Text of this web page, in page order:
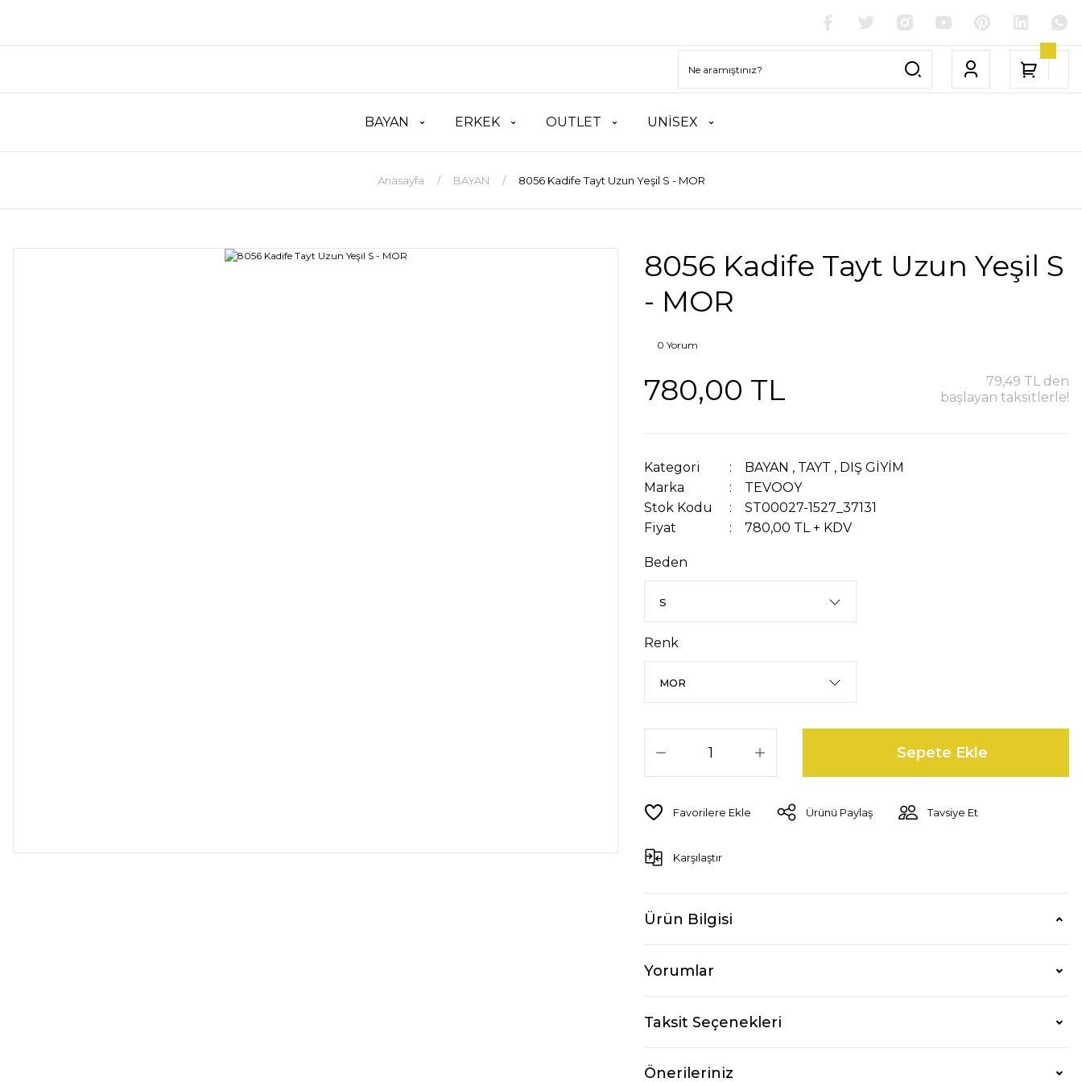
BAYAN ERKEK OUTLET UNİSEX
Anasayfa BAYAN 8056 Kadife Tayt Uzun Yeşil S - MOR
8056 Kadife Tayt Uzun Yeşil S
- MOR
0 Yorum
780,00 TL
79,49 TL den
başlayan taksitlerle!
Kategori BAYAN , TAYT , DIŞ GİYİM
Marka
TEVOOY
Stok Kodu
ST00027-1527_37131
Fiyat
780,00 TL + KDV
Beden
Renk
Sepete Ekle
Ürünü Paylaş Tavsiye Et
Karşılaştır
Ürün Bilgisi
Yorumlar
Taksit Seçenekleri
Önerileriniz